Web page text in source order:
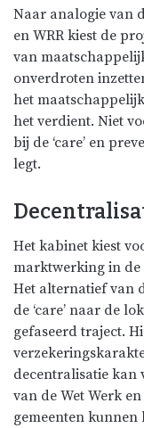
Naar analogie van
en WRR kiest de
van
onverdroten
het
het verdient. Niet
bij de ‘care’ en
legt.
Het kabinet kiest
marktwerking in de
Het alternatief van
de ‘care’ naar de
gefaseerd traject.
decentralisatie kan
van de Wet Werk
gemeenten